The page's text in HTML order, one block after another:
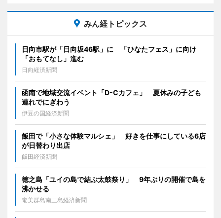
みん経トピックス
日向市駅が「日向坂46駅」に 「ひなたフェス」に向け
「おもてなし」進む
日向経済新聞
函南で地域交流イベント「D-Cカフェ」 夏休みの子ども
連れでにぎわう
伊豆の国経済新聞
飯田で「小さな体験マルシェ」 好きを仕事にしている6店
が日替わり出店
飯田経済新聞
徳之島「ユイの島で結ぶ太鼓祭り」 9年ぶりの開催で島を
沸かせる
奄美群島南三島経済新聞